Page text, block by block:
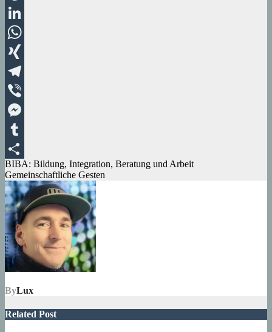
Pinterest
LinkedIn
WhatsApp
XING
Telegram
Viber
Messenger
Tumblr
Teilen
Beitragsnavigation
BIBA: Bildung, Integration, Beratung und Arbeit
Gemeinschaftliche Gesten
ByLux
Related Post